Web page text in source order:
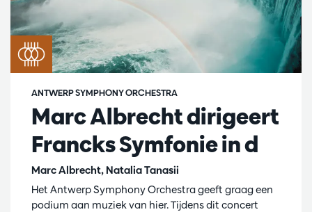
Marc Albrecht dirigeert
Francks Symfonie in d
Marc Albrecht, Natalia Tanasii
ANTWERP SYMPHONY ORCHESTRA
Het Antwerp Symphony Orchestra geeft graag een
podium aan muziek van hier. Tijdens dit concert